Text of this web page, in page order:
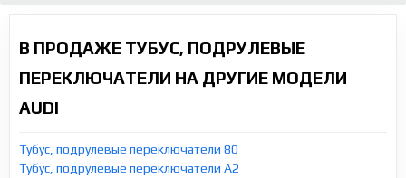
В ПРОДАЖЕ ТУБУС, ПОДРУЛЕВЫЕ
ПЕРЕКЛЮЧАТЕЛИ НА ДРУГИЕ МОДЕЛИ
AUDI
Тубус, подрулевые переключатели 80
Тубус, подрулевые переключатели A2